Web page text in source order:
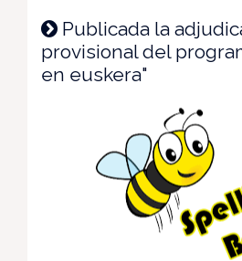
Publicada la
provisional del
en euskera"